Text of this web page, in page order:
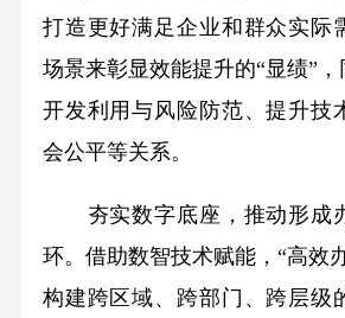
打造更好满足企业和群众实际
场景来彰显效能提升的“显绩”
开发利用与风险防范、提升技
会公平等关系。
夯实数字底座，推动形成
环。借助数智技术赋能，“高效
构建跨区域、跨部门、跨层级